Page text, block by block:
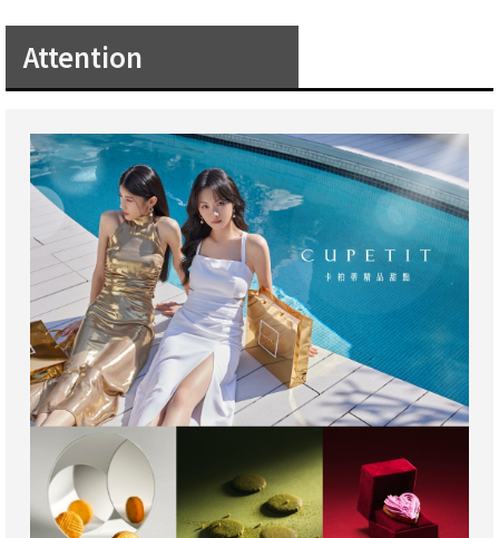
Attention